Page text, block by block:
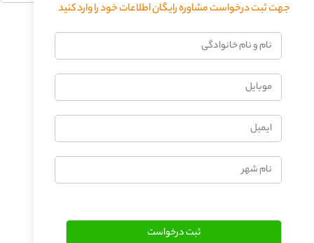
جهت ثبت درخواست مشاوره رایگان اطلاعات خود را وارد کنید
نام
و
خانوادگی
موبایل
ایمیل
نام
شهر